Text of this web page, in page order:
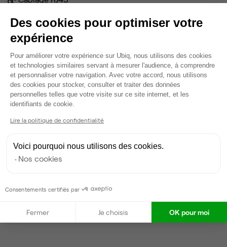
Coin cafet'
Climatisation
Voir plus
Gestionnaire de l'espace
William
Répond en moins de deux jours
Taux de réponse : 70%
Contacter
Des cookies pour optimiser votre
expérience
Plateforme de Gestion du
Pour améliorer votre expérience sur Ubiq, nous utilisons des cookies
et technologies similaires servant à mesurer l'audience, à comprendre
et personnaliser votre navigation. Avec votre accord, nous utilisons
des cookies pour stocker, consulter et traiter des données
personnelles telles que votre visite sur ce site internet, et les
identifiants de cookie.
Lire la politique de confidentialité
Voici pourquoi nous utilisons des cookies.
Nos cookies
Consentements certifiés par
Fermer Je choisis OK pour moi